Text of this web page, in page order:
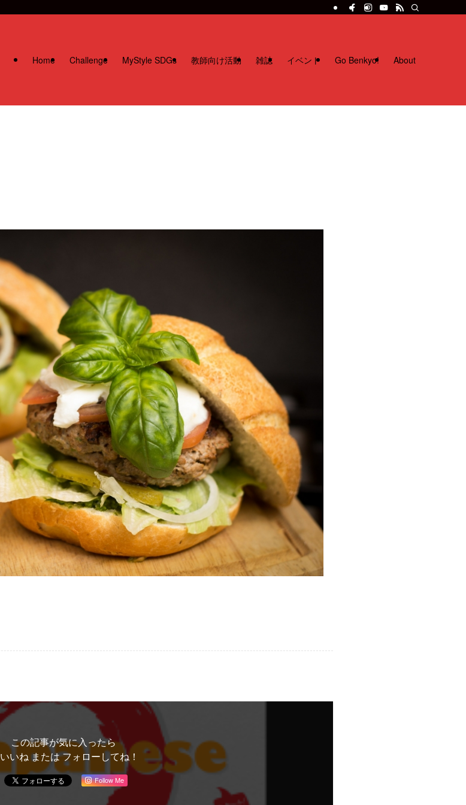
Home Challenge MyStyle SDGs 教師向け活動 雑誌 イベント Go Benkyo! About
この記事が気に入ったら
いいね または フォローしてね！
Follow Me